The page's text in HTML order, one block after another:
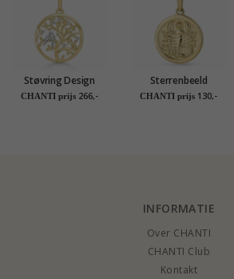
Støvring Design
boom van het leven
CHANTI prijs 266,-
Sterrenbeeld
schorpioen hanger in
CHANTI prijs 130,-
INFORMATIE
Over CHANTI
CHANTI Club
Kontakt